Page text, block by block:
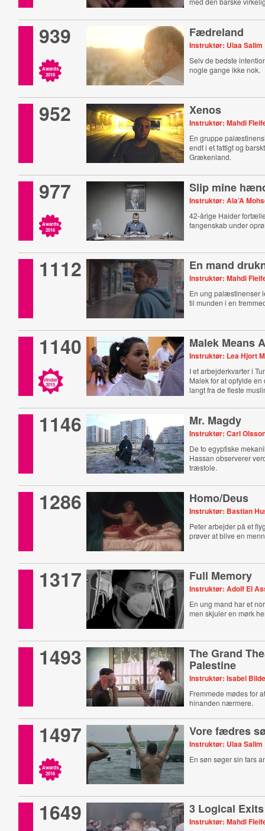
939
Awards
2018
Fædreland
Instruktør: Ulaa Salim
Selv de bedste
nogle gange ikke nok.
952 Xenos
Instruktør: Mahdi
En gruppe
endt i et fattigt og
Grækenland.
977
Awards
2016
Slip mine
Instruktør: Ala’A
42-årige Haider
fangenskab under
1112 En mand
Instruktør: Mahdi
En ung palæstinenser
til munden i en
1140
Vinder
2015
Malek Means
Instruktør: Lea Hjort
I et arbejderkvarter i
Malek for at opfylde
langt fra de fleste
1146 Mr. Magdy
Instruktør: Carl
De to egyptiske
Hassan observerer
træstole.
1286 Homo/Deus
Instruktør: Bastian
Peter arbejder på et
prøver at blive en
1317 Full Memory
Instruktør: Adolf El
En ung mand har et
men skjuler en mørk
1493 The Grand
Palestine
Instruktør: Isabel
Fremmede mødes for
hinanden nærmere.
1497
Awards
2016
Vore fædres
Instruktør: Ulaa Salim
En søn søger sin fars
1649 3 Logical Exits
Instruktør: Mahdi